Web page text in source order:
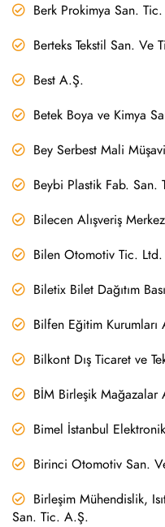
Berk Prokimya San.
Berteks Tekstil San. Ve
Best A.Ş.
Betek Boya ve Kimya
Bey Serbest Mali
Beybi Plastik Fab. San.
Bilecen Alışveriş
Bilen Otomotiv Tic.
Biletix Bilet Dağıtım
Bilfen Eğitim Kurumları
Bilkont Dış Ticaret ve
BİM Birleşik Mağazalar
Bimel İstanbul
Birinci Otomotiv San.
Birleşim Mühendislik,
San. Tic. A.Ş.